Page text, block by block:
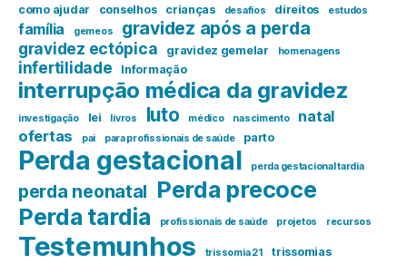
como ajudar conselhos crianças desafios direitos estudos
família gemeos gravidez após a perda
gravidez ectópica gravidez gemelar homenagens
infertilidade Informação
interrupção médica da gravidez
investigação lei livros luto médico nascimento natal
ofertas pai para profissionais de saúde parto
Perda gestacional perda gestacional tardia
perda neonatal Perda precoce
Perda tardia
profissionais de saúde projetos recursos
Testemunhos trissomia 21 trissomias